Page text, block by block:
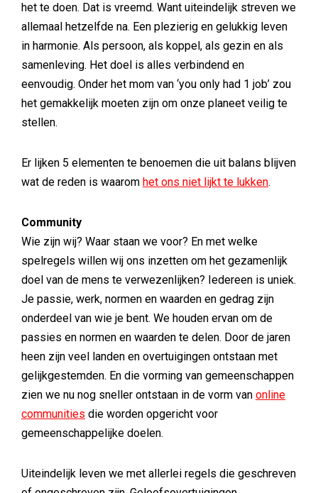
het te doen. Dat is vreemd. Want uiteindelijk streven we
allemaal hetzelfde na. Een plezierig en gelukkig leven
in harmonie. Als persoon, als koppel, als gezin en als
samenleving. Het doel is alles verbindend en
eenvoudig. Onder het mom van ‘you only had 1 job’ zou
het gemakkelijk moeten zijn om onze planeet veilig te
stellen.
Er lijken 5 elementen te benoemen die uit balans blijven
wat de reden is waarom het ons niet lijkt te lukken.
Community
Wie zijn wij? Waar staan we voor? En met welke
spelregels willen wij ons inzetten om het gezamenlijk
doel van de mens te verwezenlijken? Iedereen is uniek.
Je passie, werk, normen en waarden en gedrag zijn
onderdeel van wie je bent. We houden ervan om de
passies en normen en waarden te delen. Door de jaren
heen zijn veel landen en overtuigingen ontstaan met
gelijkgestemden. En die vorming van gemeenschappen
zien we nu nog sneller ontstaan in de vorm van online
communities die worden opgericht voor
gemeenschappelijke doelen.
Uiteindelijk leven we met allerlei regels die geschreven